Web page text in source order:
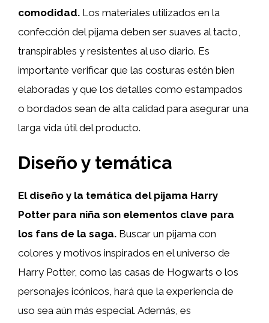
comodidad. Los materiales utilizados en la
confección del pijama deben ser suaves al tacto,
transpirables y resistentes al uso diario. Es
importante verificar que las costuras estén bien
elaboradas y que los detalles como estampados
o bordados sean de alta calidad para asegurar una
larga vida útil del producto.
Diseño y temática
El diseño y la temática del pijama Harry
Potter para niña son elementos clave para
los fans de la saga. Buscar un pijama con
colores y motivos inspirados en el universo de
Harry Potter, como las casas de Hogwarts o los
personajes icónicos, hará que la experiencia de
uso sea aún más especial. Además, es